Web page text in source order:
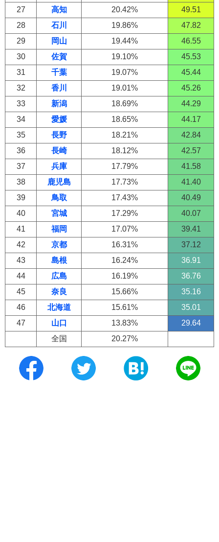
27
高知 20.42%
49.51
28
石川 19.86%
47.82
29
岡山 19.44%
46.55
30
佐賀 19.10%
45.53
31
千葉 19.07%
45.44
32
香川 19.01%
45.26
33
新潟 18.69%
44.29
34
愛媛 18.65%
44.17
35
長野 18.21%
42.84
36
長崎 18.12%
42.57
37
兵庫 17.79%
41.58
38
鹿児島 17.73%
41.40
39
鳥取 17.43%
40.49
40
宮城 17.29%
40.07
41
福岡 17.07%
39.41
42
京都 16.31%
37.12
43
島根 16.24%
36.91
44
広島 16.19%
36.76
45
奈良 15.66%
35.16
46
北海道 15.61%
35.01
47
山口 13.83%
29.64
全国
20.27%